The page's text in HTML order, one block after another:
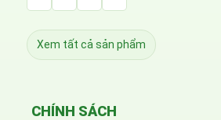
Xem tất cả sản phẩm
CHÍNH SÁCH